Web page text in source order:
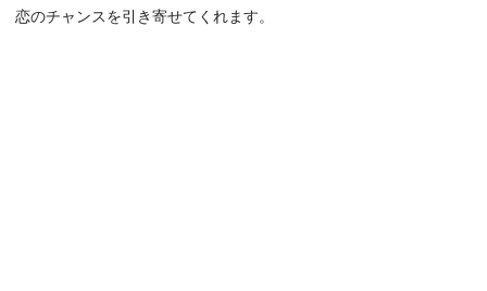
恋のチャンスを引き寄せてくれます。